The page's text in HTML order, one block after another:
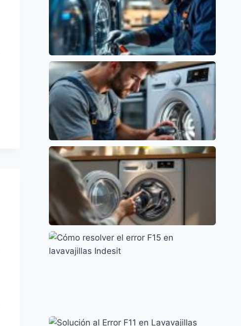
Error E15 en Lavavajillas Siemens: Causas y
Soluciones
Siemens
Error E01 en Lavavajillas Beko: Causas y
Soluciones
Códigos de error y su significado
Lavavajillas Candy: Soluciona el Error E2
fácilmente
Códigos de error y su significado
Cómo resolver el error F15 en lavavajillas